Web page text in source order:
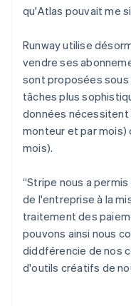
qu'Atlas pouvait me
Runway utilise
vendre ses
sont proposées
tâches plus
données nécessitent
monteur et par mois)
mois).
“Stripe nous a
de l'entreprise à la
traitement des
pouvons ainsi nous
diddférencie de nos
d'outils créatifs de
PortuguêsEnglish
English
Canada
EnglishFrançais
Chine
简体中文English
Chypre
English
Croatie
English
English
Émirats arabes
Espagne
Español English
Estonie
English